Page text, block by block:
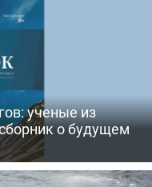
ученые из
о будущем